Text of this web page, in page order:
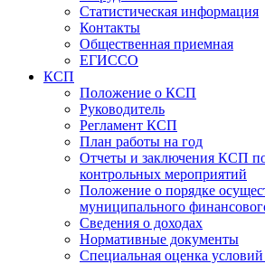
Статистическая информация
Контакты
Общественная приемная
ЕГИССО
КСП
Положение о КСП
Руководитель
Регламент КСП
План работы на год
Отчеты и заключения КСП
контрольных мероприятий
Положение о порядке
муниципального
Сведения о доходах
Нормативные документы
Специальная оценка условий